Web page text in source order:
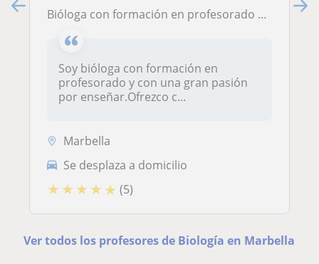
Bióloga con formación en profesorado ofrece clases de biología y materias relacionadas
Soy bióloga con formación en
profesorado y con una gran pasión
por enseñar.Ofrezco c...
Marbella
Se desplaza a domicilio
★ ★ ★ ★ ★ (5)
Ver todos los profesores de Biología en Marbella